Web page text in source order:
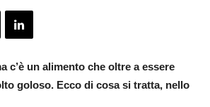
c’è un alimento che oltre a essere
goloso. Ecco di cosa si tratta, nello